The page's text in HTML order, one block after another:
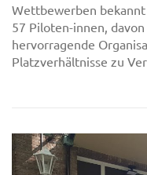
Wettbewerben
57 Piloten-innen,
hervorragende
Platzverhältnisse zu